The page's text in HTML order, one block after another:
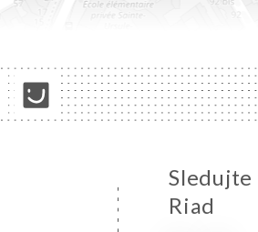
Sledujte
Riad